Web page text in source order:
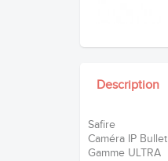
Description
Safire
Caméra IP Bullet
Gamme ULTRA